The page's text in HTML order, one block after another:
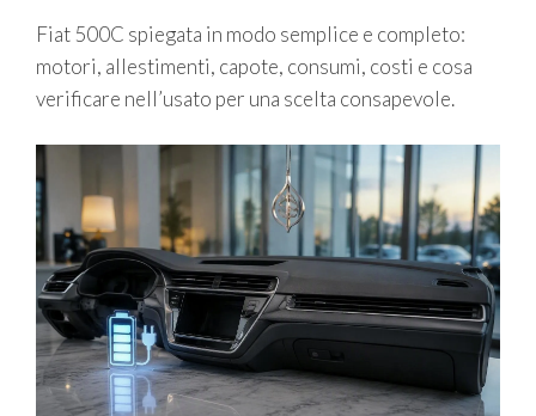
Fiat 500C spiegata in modo semplice e completo:
motori, allestimenti, capote, consumi, costi e cosa
verificare nell’usato per una scelta consapevole.